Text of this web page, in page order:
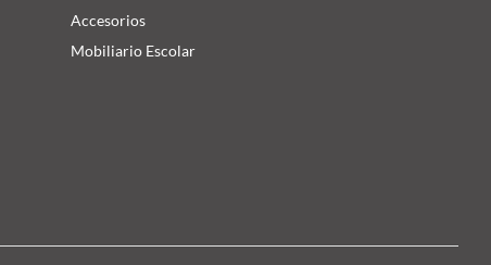
Accesorios
Mobiliario Escolar